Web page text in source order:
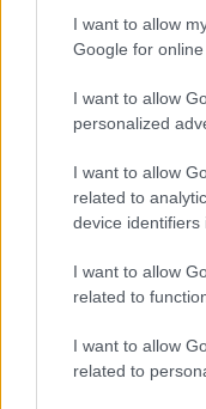
I want to allow
Google for
I want to allow
personalized
I want to allow
related to
device identifiers
I want to allow
related to
I want to allow
related to